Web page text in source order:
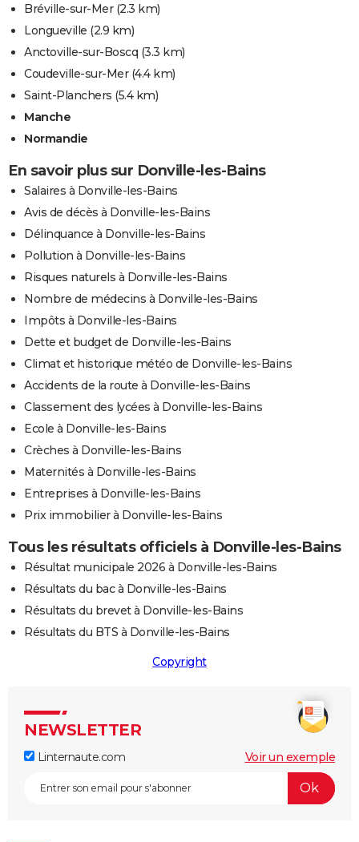
Bréville-sur-Mer(2.3 km)
Longueville (2.9 km)
Anctoville-sur-Boscq (3.3 km)
Coudeville-sur-Mer(4.4 km)
Saint-Planchers (5.4 km)
Manche
Normandie
En savoir plus sur Donville-les-Bains
Salaires à Donville-les-Bains
Avis de décès à Donville-les-Bains
Délinquance à Donville-les-Bains
Pollution à Donville-les-Bains
Risques naturels à Donville-les-Bains
Nombre de médecins à Donville-les-Bains
Impôts à Donville-les-Bains
Dette et budget de Donville-les-Bains
Climat et historique météo de Donville-les-Bains
Accidents de la route à Donville-les-Bains
Classement des lycées à Donville-les-Bains
Ecole à Donville-les-Bains
Crèches à Donville-les-Bains
Maternités à Donville-les-Bains
Entreprises à Donville-les-Bains
Prix immobilier à Donville-les-Bains
Tous les résultats officiels à Donville-les-Bains
Résultat municipale 2026 à Donville-les-Bains
Résultats du bac à Donville-les-Bains
Résultats du brevet à Donville-les-Bains
Résultats du BTS à Donville-les-Bains
Copyright
NEWSLETTER
Linternaute.com Voir un exemple